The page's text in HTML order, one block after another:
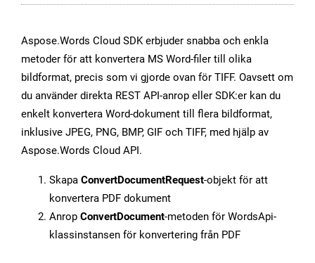
Aspose.Words Cloud SDK erbjuder snabba och enkla
metoder för att konvertera MS Word-filer till olika
bildformat, precis som vi gjorde ovan för TIFF. Oavsett om
du använder direkta REST API-anrop eller SDK:er kan du
enkelt konvertera Word-dokument till flera bildformat,
inklusive JPEG, PNG, BMP, GIF och TIFF, med hjälp av
Aspose.Words Cloud API.
Skapa ConvertDocumentRequest-objekt för att
konvertera PDF dokument
Anrop ConvertDocument-metoden för WordsApi-
klassinstansen för konvertering från PDF